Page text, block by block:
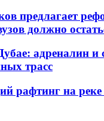
предлагает
должно
адреналин и
трасс
рафтинг на